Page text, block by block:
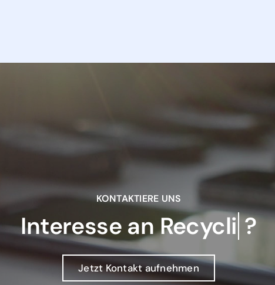
KONTAKTIERE UNS
Interesse an ?
Jetzt Kontakt aufnehmen